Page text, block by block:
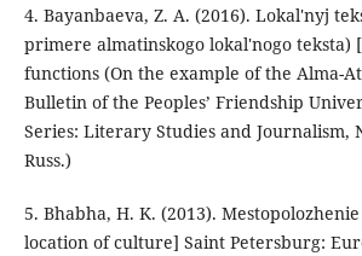
4. Bayanbaeva, Z. A. (2016). Lokal'nyj
primere almatinskogo lokal'nogo teksta)
functions (On the example of the Alma-
Bulletin of the Peoples’ Friendship
Series: Literary Studies and Journalism,
Russ.)
5. Bhabha, H. K. (2013).
location of culture] Saint Petersburg: